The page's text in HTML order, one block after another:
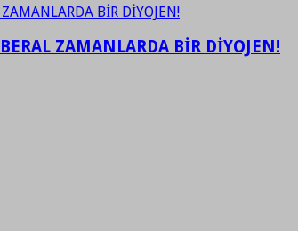
ZAMANLARDA BİR DİYOJEN!